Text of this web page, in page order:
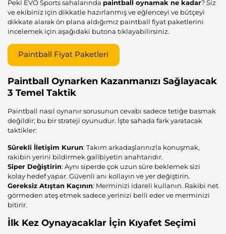
Peki EVO Sports sahalarında paintball oynamak ne kadar? Siz
ve ekibiniz için dikkatle hazırlanmış ve eğlenceyi ve bütçeyi
dikkate alarak ön plana aldığımız paintball fiyat paketlerini
incelemek için aşağıdaki butona tıklayabilirsiniz.
Paintball Fiyat Paketleri
Paintball Oynarken Kazanmanızı Sağlayacak
3 Temel Taktik
Paintball nasıl oynanır sorusunun cevabı sadece tetiğe basmak
değildir; bu bir strateji oyunudur. İşte sahada fark yaratacak
taktikler:
Sürekli İletişim Kurun: Takım arkadaşlarınızla konuşmak,
rakibin yerini bildirmek galibiyetin anahtarıdır.
Siper Değiştirin: Aynı siperde çok uzun süre beklemek sizi
kolay hedef yapar. Güvenli anı kollayın ve yer değiştirin.
Gereksiz Atıştan Kaçının: Merminizi idareli kullanın. Rakibi net
görmeden ateş etmek sadece yerinizi belli eder ve merminizi
bitirir.
İlk Kez Oynayacaklar İçin Kıyafet Seçimi